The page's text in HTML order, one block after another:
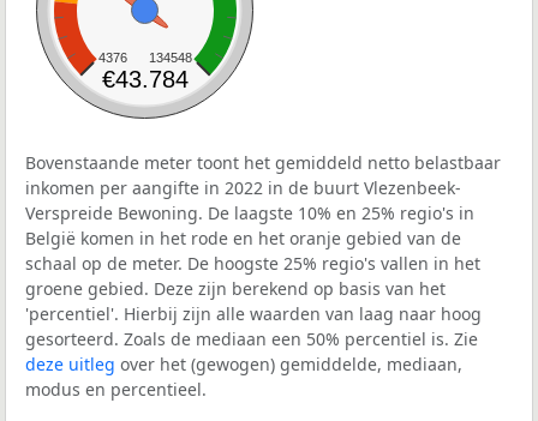
4376 134548
€43.784
Bovenstaande meter toont het gemiddeld netto belastbaar
inkomen per aangifte in 2022 in de buurt Vlezenbeek-
Verspreide Bewoning. De laagste 10% en 25% regio's in
België komen in het rode en het oranje gebied van de
schaal op de meter. De hoogste 25% regio's vallen in het
groene gebied. Deze zijn berekend op basis van het
'percentiel'. Hierbij zijn alle waarden van laag naar hoog
gesorteerd. Zoals de mediaan een 50% percentiel is. Zie
deze uitleg over het (gewogen) gemiddelde, mediaan,
modus en percentieel.